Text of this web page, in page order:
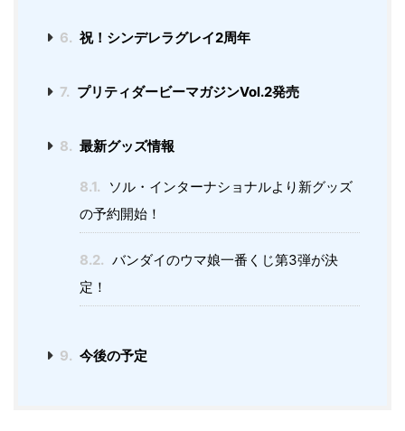
6. 祝！シンデレラグレイ2周年
7. プリティダービーマガジンVol.2発売
8. 最新グッズ情報
8.1.
ソル・インターナショナルより新グッズ
の予約開始！
8.2. バンダイのウマ娘一番くじ第3弾が決
定！
9. 今後の予定